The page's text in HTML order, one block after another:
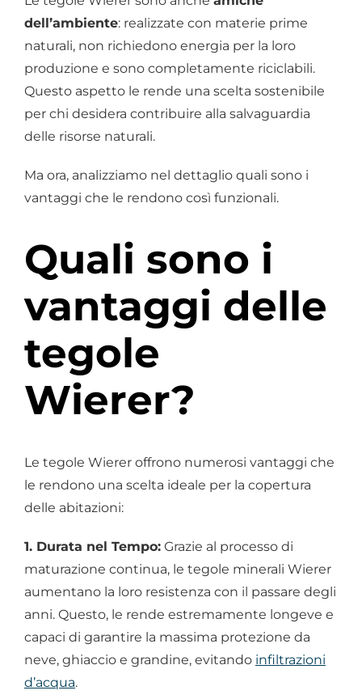
dell’ambiente: realizzate con materie prime
naturali, non richiedono energia per la loro
produzione e sono completamente riciclabili.
Questo aspetto le rende una scelta sostenibile
per chi desidera contribuire alla salvaguardia
delle risorse naturali.
Ma ora, analizziamo nel dettaglio quali sono i
vantaggi che le rendono così funzionali.
Quali sono i
vantaggi delle
tegole
Wierer?
Le tegole Wierer offrono numerosi vantaggi che
le rendono una scelta ideale per la copertura
delle abitazioni:
1. Durata nel Tempo: Grazie al processo di
maturazione continua, le tegole minerali Wierer
aumentano la loro resistenza con il passare degli
anni. Questo, le rende estremamente longeve e
capaci di garantire la massima protezione da
neve, ghiaccio e grandine, evitando infiltrazioni
d’acqua.